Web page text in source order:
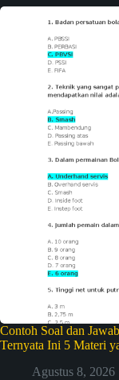
Contoh Soal dan
Ternyata Ini 5 Materi
Agustus 8, 2026